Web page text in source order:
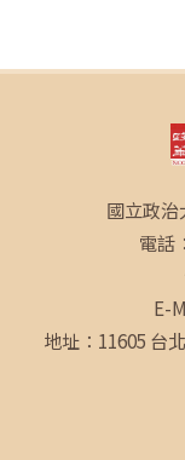
國立政
電話
E-
地址：11605 台